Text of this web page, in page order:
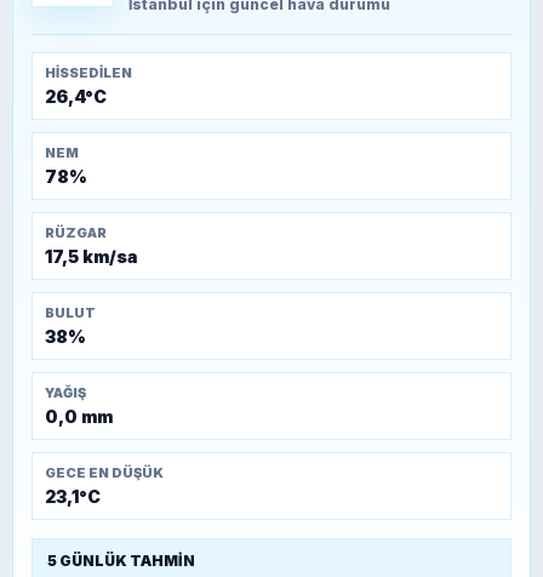
Kütahya-Eskişehir Muharebeleri (10-24
İstanbul için güncel hava durumu
HISSEDILEN
26,4°C
NEM
78%
RÜZGAR
17,5 km/sa
BULUT
38%
YAĞIŞ
0,0 mm
GECE EN DÜŞÜK
23,1°C
5 GÜNLÜK TAHMIN